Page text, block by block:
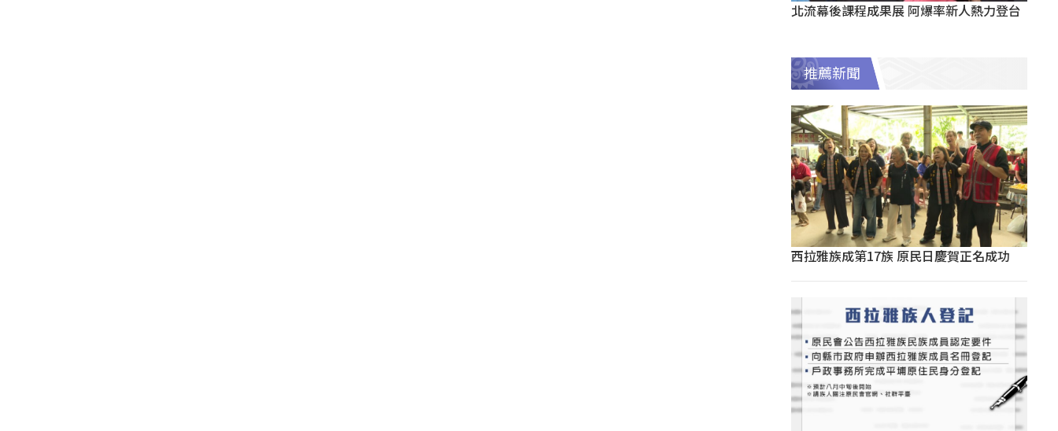
北流幕後課程成果展 阿爆率新人熱力登台
推薦新聞
西拉雅族成第17族 原民日慶賀正名成功